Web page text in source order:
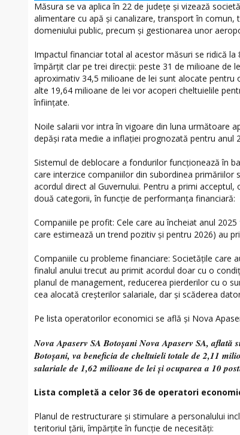
Măsura se va aplica în 22 de județe și vizează
alimentare cu apă și canalizare, transport în
domeniului public, precum și gestionarea unor
Impactul financiar total al acestor măsuri se ridică la
împărțit clar pe trei direcții: peste 31 de milioane de
aproximativ 34,5 milioane de lei sunt alocate pentru
alte 19,64 milioane de lei vor acoperi cheltuielile
înființate.
Noile salarii vor intra în vigoare din luna următoare
depăși rata medie a inflației prognozată pentru anul
Sistemul de deblocare a fondurilor funcționează în
care interzice companiilor din subordinea primăriilor
acordul direct al Guvernului. Pentru a primi
două categorii, în funcție de performanța financiară:
Companiile pe profit: Cele care au încheiat anul
care estimează un trend pozitiv și pentru 2026) au
Companiile cu probleme financiare: Societățile care
finalul anului trecut au primit acordul doar cu o
planul de management, reducerea pierderilor cu o
cea alocată creșterilor salariale, dar și scăderea
Pe lista operatorilor economici se află și Nova
Nova Apaserv SA Botoșani Nova Apaserv SA, aflată
Botoșani, va beneficia de cheltuieli totale de 2,11
salariale de 1,62 milioane de lei și ocuparea a 10
Lista completă a celor 36 de operatori
Planul de restructurare și stimulare a personalului
teritoriul țării, împărțite în funcție de necesități: